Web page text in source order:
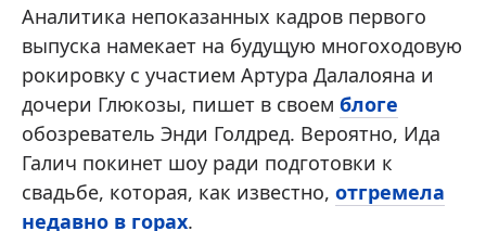
Аналитика непоказанных кадров первого
выпуска намекает на будущую многоходовую
рокировку с участием Артура Далалояна и
дочери Глюкозы, пишет в своем блоге
обозреватель Энди Голдред. Вероятно, Ида
Галич покинет шоу ради подготовки к
свадьбе, которая, как известно, отгремела
недавно в горах.